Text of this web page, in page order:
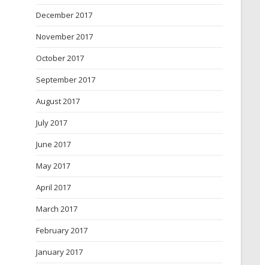
December 2017
November 2017
October 2017
September 2017
August 2017
July 2017
June 2017
May 2017
April 2017
March 2017
February 2017
January 2017